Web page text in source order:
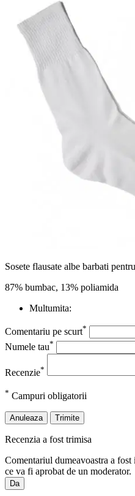
Sosete flausate albe barbati
87% bumbac, 13% poliamida
Multumita:
Comentariu pe scurt*
Numele tau*
Recenzie*
* Campuri obligatorii
Anuleaza Trimite
Recenzia a fost trimisa
Comentariul dumeavoastra a
ce va fi aprobat de un moderator.
Da